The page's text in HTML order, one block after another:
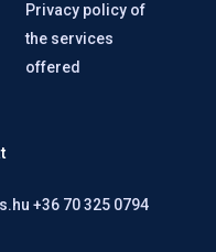
Privacy policy of
the services
offered
+36 70 325 0794